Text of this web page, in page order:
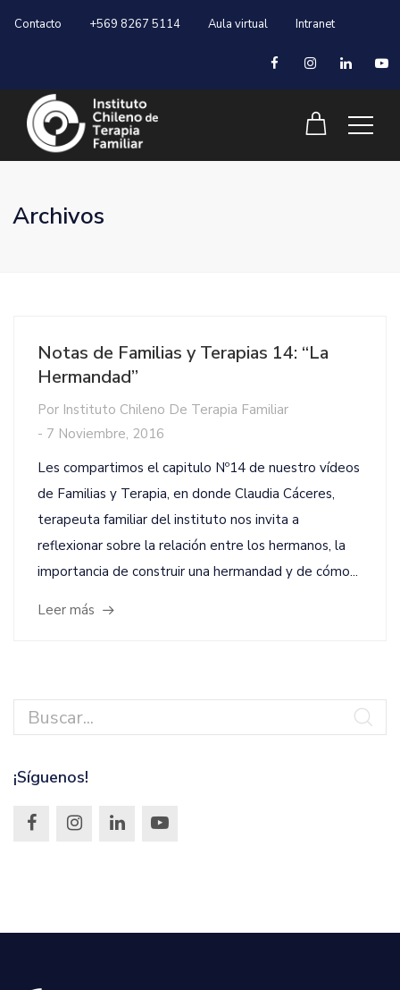
Contacto +569 8267 5114 Aula virtual Intranet
Archivos
Notas de Familias y Terapias 14: “La
Hermandad”
Por Instituto Chileno De Terapia Familiar
- 7 Noviembre, 2016
Les compartimos el capitulo Nº14 de nuestro vídeos
de Familias y Terapia, en donde Claudia Cáceres,
terapeuta familiar del instituto nos invita a
reflexionar sobre la relación entre los hermanos, la
importancia de construir una hermandad y de cómo...
Leer más
¡Síguenos!